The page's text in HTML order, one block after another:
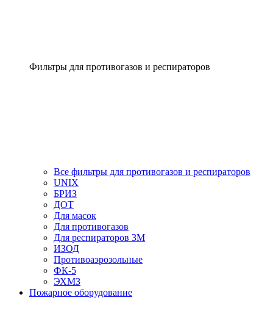
Фильтры для противогазов и респираторов
Все фильтры для противогазов и респираторов
UNIX
БРИЗ
ДОТ
Для масок
Для противогазов
Для респираторов 3М
ИЗОД
Противоаэрозольные
ФК-5
ЭХМЗ
Пожарное оборудование